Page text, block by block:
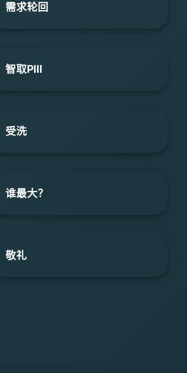
需求轮回
智取PIII
受洗
谁最大？
敬礼